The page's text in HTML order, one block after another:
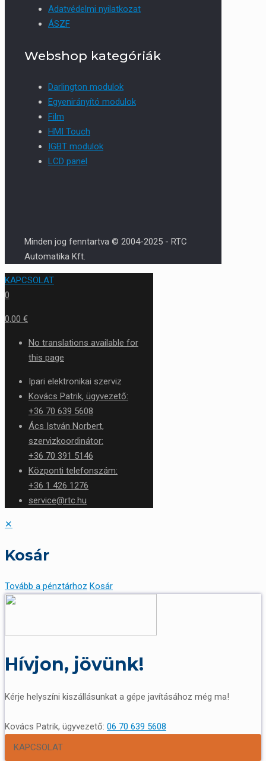
Adatvédelmi nyilatkozat
ÁSZF
Webshop kategóriák
Darlington modulok
Egyenirányító modulok
Film
HMI Touch
IGBT modulok
LCD panel
Minden jog fenntartva © 2004-2025 - RTC
Automatika Kft.
KAPCSOLAT
0
0,00 €
No translations available for
this page
Ipari elektronikai szerviz
Kovács Patrik, ügyvezető:
+36 70 639 5608
Ács István Norbert,
szervizkoordinátor:
+36 70 391 5146
Központi telefonszám:
+36 1 426 1276
service@rtc.hu
✕
Kosár
Tovább a pénztárhoz Kosár
Hívjon, jövünk!
Kérje helyszíni kiszállásunkat a gépe javításához még ma!
Kovács Patrik, ügyvezető: 06 70 639 5608
KAPCSOLAT